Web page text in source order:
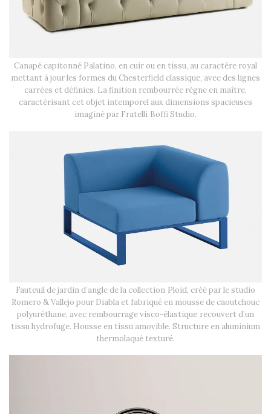
Canapé capitonné Palatino, en cuir ou en tissu, au caractère royal
mettant à jour les formes du Chesterfield classique, avec des lignes
carrées et définies. La finition rembourrée règne en maître,
caractérisant cet objet intemporel aux dimensions spacieuses
imaginé par Fratelli Boffi Studio.
Fauteuil de jardin d’angle de la collection Ploid, créé par le studio
Romero & Vallejo pour Diabla et fabriqué en mousse de caoutchouc
polyuréthane, avec rembourrage visco-élastique recouvert d’un
tissu hydrofuge. Housse en tissu amovible. Structure en aluminium
thermolaqué texturé.